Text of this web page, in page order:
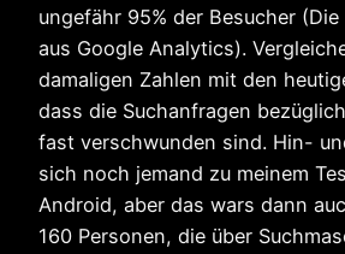
ungefähr 95% der Besucher
aus Google Analytics).
damaligen Zahlen mit den
dass die Suchanfragen
fast verschwunden sind. Hin-
sich noch jemand zu meinem
Android, aber das wars dann
160 Personen, die über